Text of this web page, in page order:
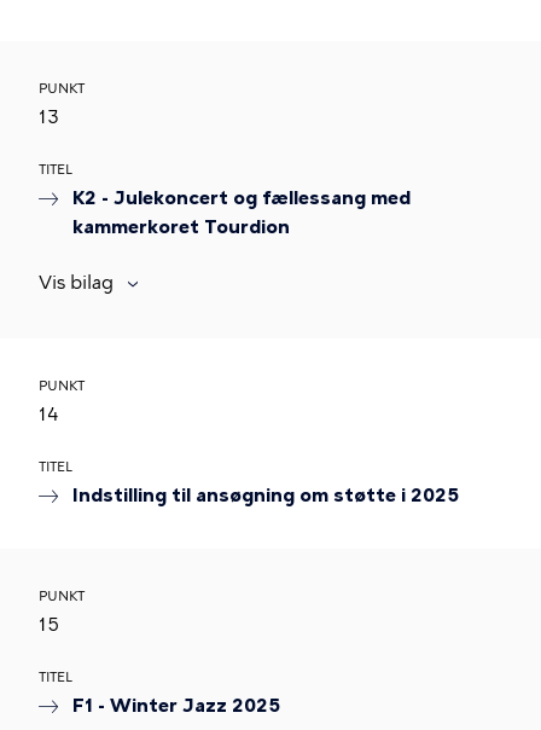
PUNKT
13
TITEL
K2 - Julekoncert og fællessang med
kammerkoret Tourdion
Vis bilag
PUNKT
14
TITEL
Indstilling til ansøgning om støtte i 2025
PUNKT
15
TITEL
F1 - Winter Jazz 2025